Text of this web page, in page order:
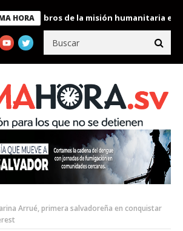
HORA de la misión humanitaria enviada
Arrué, primera salvadoreña en conquistar